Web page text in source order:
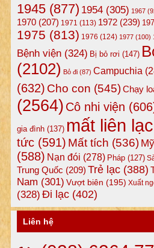
1945(877) 1954(305) 1967
1970(207) 1971 (113) 1972(239)
1975 (813) 1976 (124) 1977(100)
Bệnh viện(324) Bị bỏ rơi (147)
(2102) Bỏ đi(87) Campuchia
(632) Cho con (545)Chạy
(2564) Cô nhi viện
gia đình(137) mất liên lạc
tức(591) Mất tích (536) Mỹ
(588) Nạn đói (278) Pháp(127)
Trung Quốc (209) Trẻ lạc(388)
Nam (301) Vượt biên (195) Xuất
(328) Đi lạc(402)
Liên hệ